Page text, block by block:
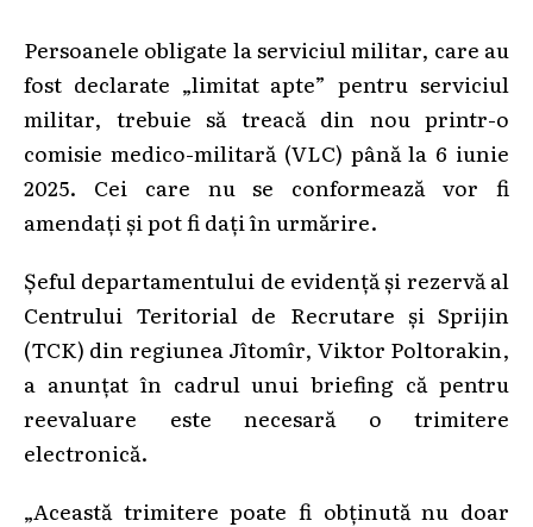
Persoanele obligate la serviciul militar, care au
fost declarate „limitat apte” pentru serviciul
militar, trebuie să treacă din nou printr-o
comisie medico-militară (VLC) până la 6 iunie
2025. Cei care nu se conformează vor fi
amendați și pot fi dați în urmărire.
Șeful departamentului de evidență și rezervă al
Centrului Teritorial de Recrutare și Sprijin
(TCK) din regiunea Jîtomîr, Viktor Poltorakin,
a anunțat în cadrul unui briefing că pentru
reevaluare este necesară o trimitere
electronică.
„Această trimitere poate fi obținută nu doar